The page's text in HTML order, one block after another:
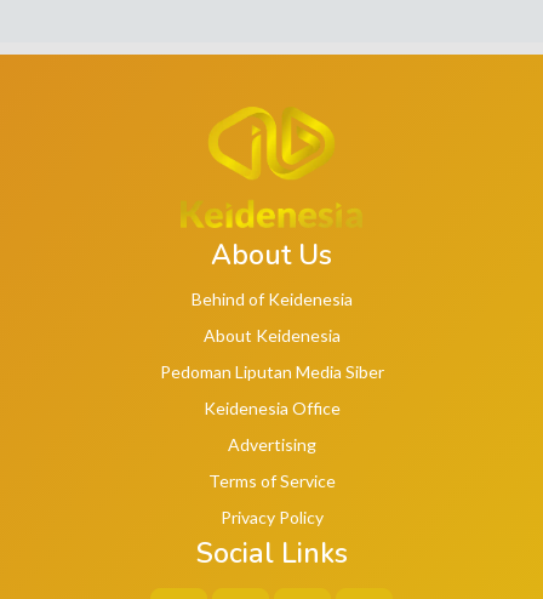
About Us
Behind of Keidenesia
About Keidenesia
Pedoman Liputan Media Siber
Keidenesia Office
Advertising
Terms of Service
Privacy Policy
Social Links